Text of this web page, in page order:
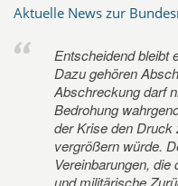
Aktuelle News zur
Entscheidend bleibt
Dazu gehören
Abschreckung darf
Bedrohung
der Krise den Druck
vergrößern würde.
Vereinbarungen,
und militärische